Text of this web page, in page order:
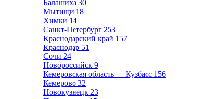
Балашиха 30
Мытищи 18
Химки 14
Санкт-Петербург 253
Краснодарский край 157
Краснодар 51
Сочи 24
Новороссийск 9
Кемеровская область — Кузбасс 156
Кемерово 32
Новокузнецк 23